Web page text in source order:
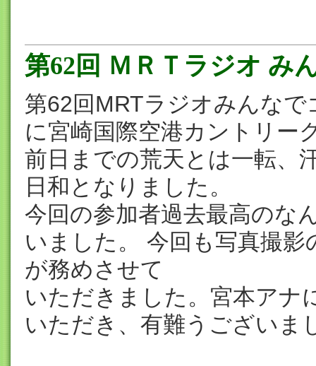
第62回 ＭＲＴラジオ み
第62回MRTラジオみんな
に宮崎国際空港カントリー
前日までの荒天とは一転、
日和となりました。
今回の参加者過去最高のな
いました。 今回も写真撮
が務めさせて
いただきました。宮本アナ
いただき、有難うございま